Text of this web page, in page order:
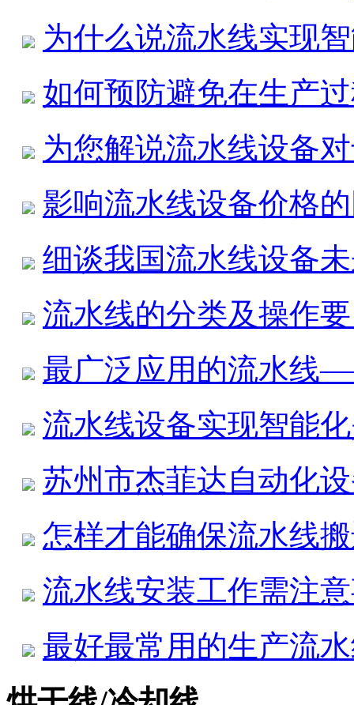
为什么说流水线实现
如何预防避免在生产
为您解说流水线设备
影响流水线设备价格
细谈我国流水线设备
流水线的分类及操作
最广泛应用的流水线
流水线设备实现智能
苏州市杰菲达自动化
怎样才能确保流水线
流水线安装工作需注
最好最常用的生产流